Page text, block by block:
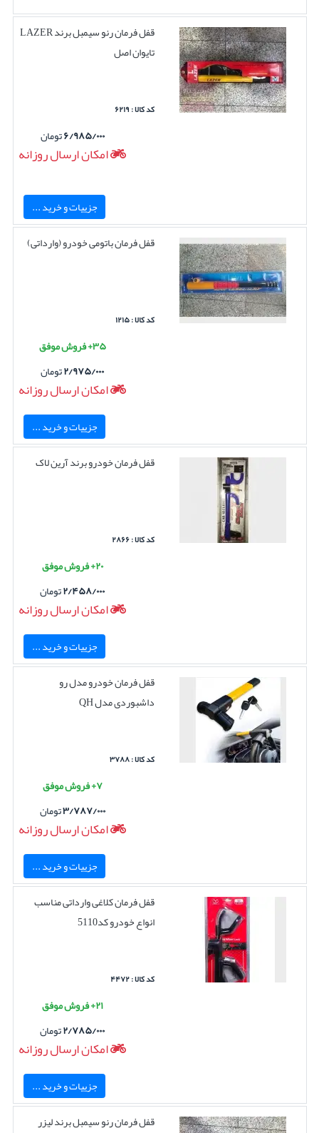
قفل فرمان رنو سیمبل برند LAZER
تایوان اصل
کد کالا : ۶۲۱۹
۶/۹۸۵/۰۰۰تومان
امکان ارسال روزانه
جزییات و خرید ...
قفل فرمان باتومی خودرو (وارداتی)
کد کالا : ۱۲۱۵
۳۵+ فروش موفق
۲/۹۷۵/۰۰۰تومان
امکان ارسال روزانه
جزییات و خرید ...
قفل فرمان خودرو برند آرین لاک
کد کالا : ۲۸۶۶
۲۰+ فروش موفق
۲/۴۵۸/۰۰۰تومان
امکان ارسال روزانه
جزییات و خرید ...
قفل فرمان خودرو مدل رو
داشبوردی مدل QH
کد کالا : ۳۷۸۸
۷+ فروش موفق
۳/۷۸۷/۰۰۰تومان
امکان ارسال روزانه
جزییات و خرید ...
قفل فرمان کلاغی وارداتی مناسب
انواع خودرو کد5110
کد کالا : ۴۴۷۲
۲۱+ فروش موفق
۲/۷۸۵/۰۰۰تومان
امکان ارسال روزانه
جزییات و خرید ...
قفل فرمان رنو سیمبل برند لیزر